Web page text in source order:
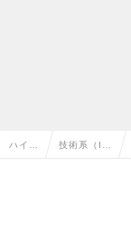
ハイク 技術系（I